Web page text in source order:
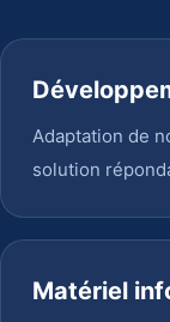
Adaptation de
solution
Matériel